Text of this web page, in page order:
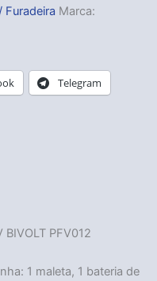
Furadeira Marca:
Telegram
BIVOLT PFV012
1 maleta, 1 bateria de